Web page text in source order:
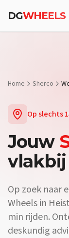
DGWHEELS
Home Sherco
Op slechts
Jouw
vlakbij
Op zoek naar
Wheels in
min rijden.
deskundig